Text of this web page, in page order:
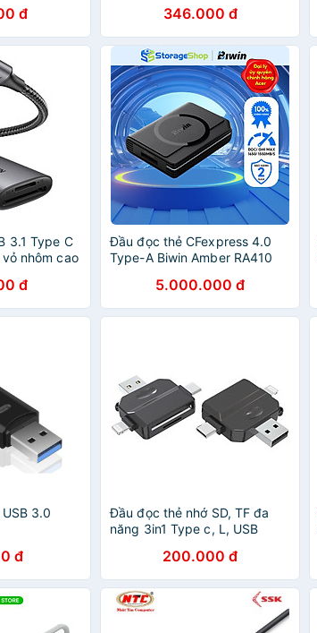
chính
đ
đen hàng chính hãng
346.000 đ
3.1 Type C
nhôm cao
đ
Đầu đọc thẻ CFexpress 4.0
Type-A Biwin Amber RA410
5.000.000 đ
3.0
đ
Đầu đọc thẻ nhớ SD, TF đa
năng 3in1 Type c, L, USB
máy ảnh - Hàng nhập khẩu
200.000 đ